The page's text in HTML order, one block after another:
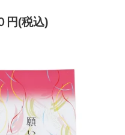
(税込)